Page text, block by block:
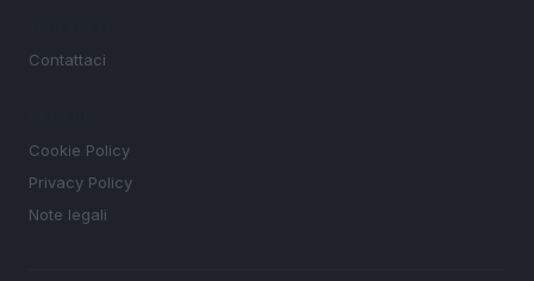
Contattaci
Cookie Policy
Privacy Policy
Note legali